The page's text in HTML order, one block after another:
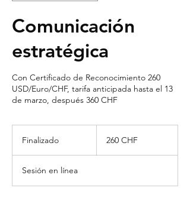
Comunicación
estratégica
Con Certificado de Reconocimiento 260
USD/Euro/CHF, tarifa anticipada hasta el 13
de marzo, después 360 CHF
Finalizado
a
l
suizos
260 CHF
Sesión en línea